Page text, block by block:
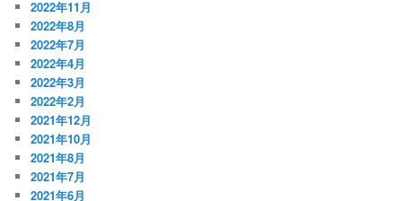
2022年11月
2022年8月
2022年7月
2022年4月
2022年3月
2022年2月
2021年12月
2021年10月
2021年8月
2021年7月
2021年6月